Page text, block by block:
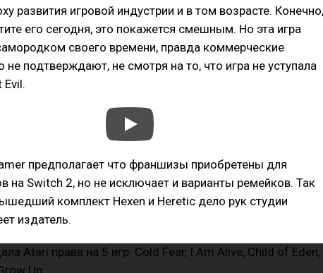
развития игровой индустрии и в том возрасте. Конечно,
его сегодня, это покажется смешным. Но эта игра
своего времени, правда коммерческие
не подтверждают, не смотря на то, что игра не уступала
Evil.
предполагает что франшизы приобретены для
на Switch 2, но не исключает и варианты ремейков. Так
комплект Hexen и Heretic дело рук студии
издатель.